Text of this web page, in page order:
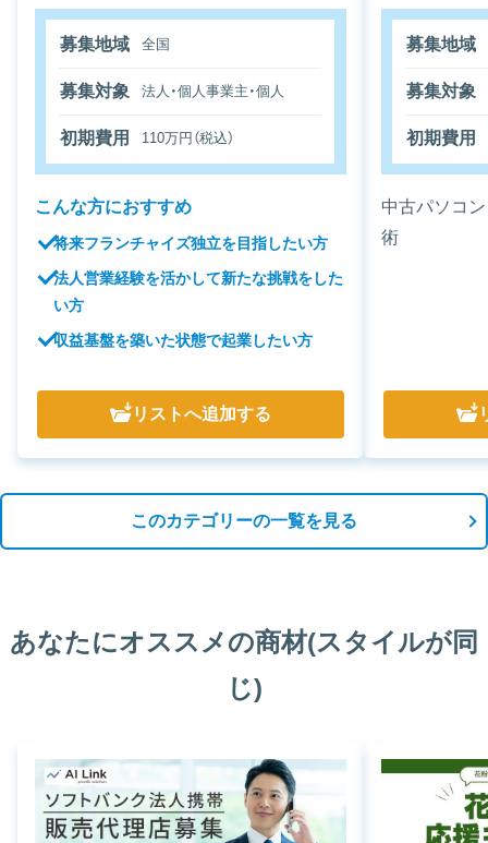
募集地域 全国
募集対象 法人・個人事業主・個人
初期費用 110万円（税込）
こんな方におすすめ
将来フランチャイズ独立を目指したい方
法人営業経験を活かして新たな挑戦をした
い方
収益基盤を築いた状態で起業したい方
リストへ追加する
募集地域
募集対象
初期費用
中古パソコン
術
このカテゴリーの一覧を見る
あなたにオススメの商材(スタイルが同
じ)